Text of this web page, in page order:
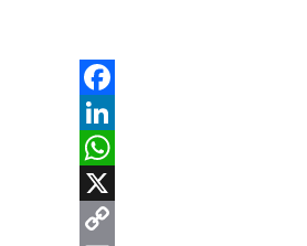
Facebook
LinkedIn
WhatsApp
X